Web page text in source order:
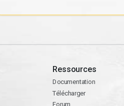
Ressources
Documentation
Télécharger